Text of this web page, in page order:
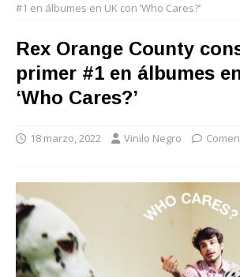
#1 en álbumes en UK con ‘Who Cares?’
Rex Orange County
primer #1 en álbumes
‘Who Cares?’
18 marzo, 2022 Vinilo Negro